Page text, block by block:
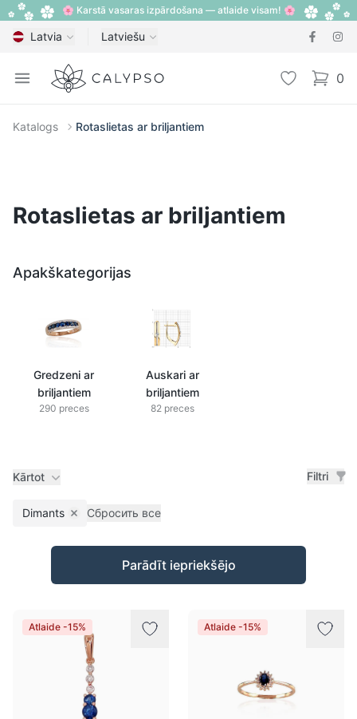
🌸 Karstā vasaras izpārdošana — atlaide visam! 🌸
Latvia Latviešu
Open menu
Calypso Vēlmju 0
items
Katalogs Rotaslietas ar briljantiem
Rotaslietas ar briljantiem
Apakškategorijas
Gredzeni ar
briljantiem
290 preces
Auskari ar
briljantiem
82 preces
Kārtot Filtri
Dimants Remove filter
Сбросить все
Preces
Parādīt iepriekšējo
Atlaide -15% Atlaide -15%